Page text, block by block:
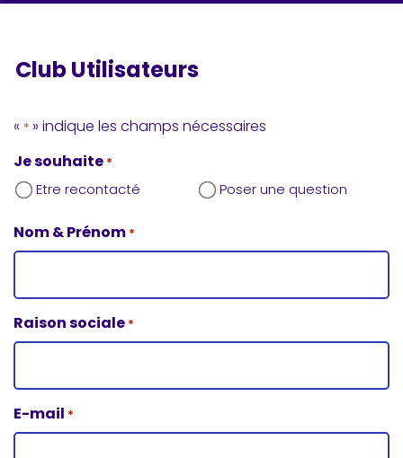
Club Utilisateurs
« * » indique les champs nécessaires
Je souhaite *
Etre recontacté Poser une question
Nom & Prénom *
Raison sociale *
E-mail *